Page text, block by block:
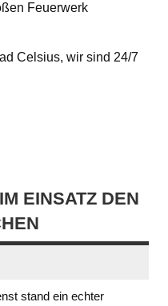
Feuerwerk
Celsius, wir sind 24/7
EINSATZ DEN
stand ein echter